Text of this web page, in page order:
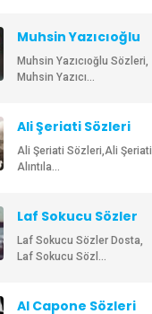
Muhsin Yazıcıoğlu
Sözleri
Muhsin Yazıcıoğlu Sözleri,
Muhsin Yazıcı...
Ali Şeriati Sözleri
Ali Şeriati Sözleri,Ali Şeriati
Alıntıla...
Laf Sokucu Sözler
Laf Sokucu Sözler Dosta,
Laf Sokucu Sözl...
Al Capone Sözleri